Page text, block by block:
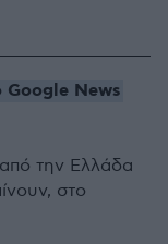
News
από την Ελλάδα
στο